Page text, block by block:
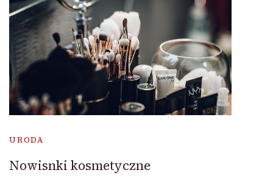
URODA
Nowisnki kosmetyczne